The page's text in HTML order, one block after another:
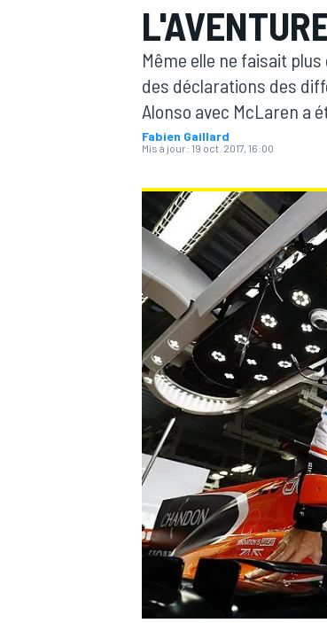
MOTOGP
WRC
Même elle ne faisait
des déclarations des
Alonso avec McLaren a
Fabien Gaillard
Mis à jour: 19 oct. 2017, 16:00